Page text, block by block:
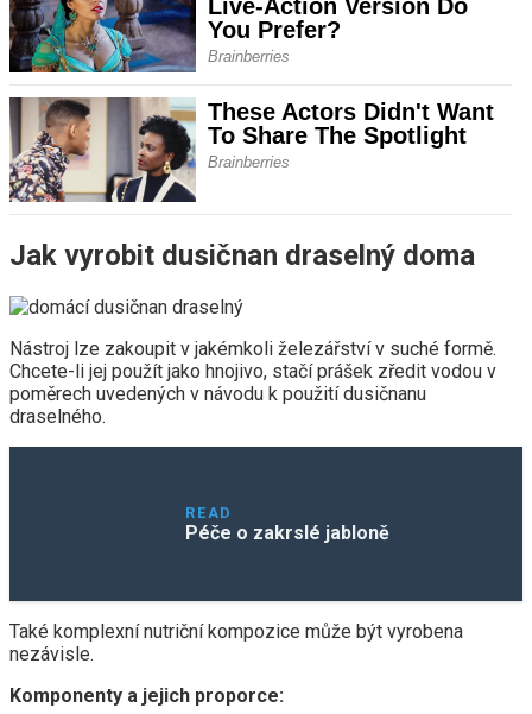
Jak vyrobit dusičnan draselný doma
Nástroj lze zakoupit v jakémkoli železářství v suché formě.
Chcete-li jej použít jako hnojivo, stačí prášek zředit vodou v
poměrech uvedených v návodu k použití dusičnanu
draselného.
READ
Péče o zakrslé jabloně
Také komplexní nutriční kompozice může být vyrobena
nezávisle.
Komponenty a jejich proporce: